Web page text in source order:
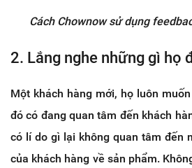
Cách Chownow sử dụng
2. Lắng nghe những gì họ
Một khách hàng mới, họ luôn
đó có đang quan tâm đến khách
có lí do gì lại không quan tâm đến
của khách hàng về sản phẩm.